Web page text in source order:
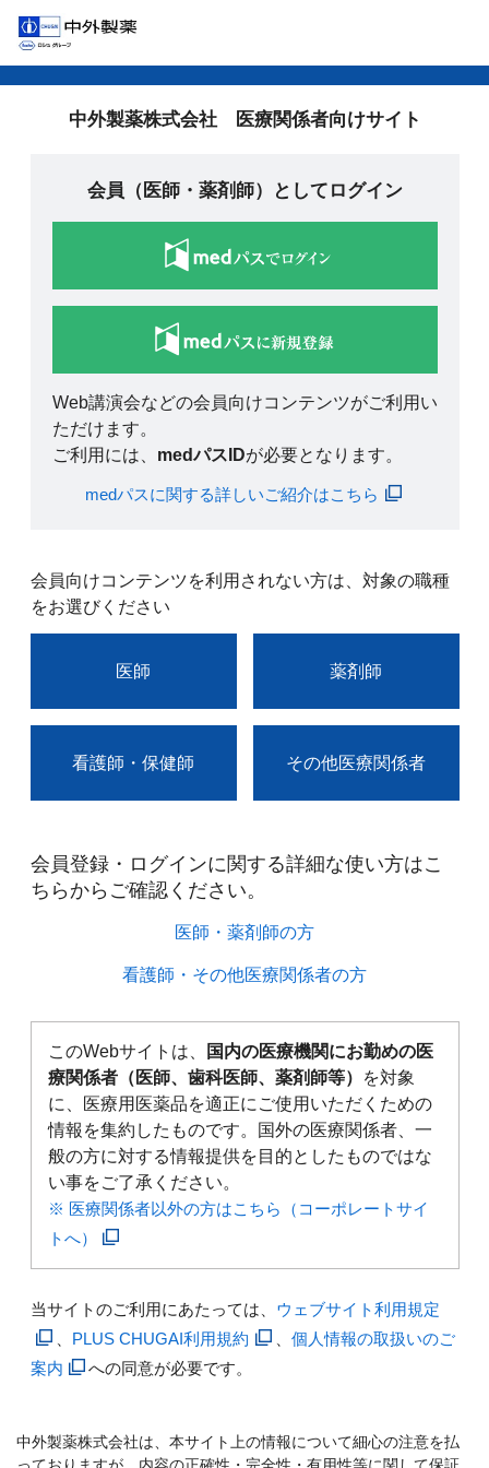
中外製薬株式会社 医療関係者向けサイト
会員（医師・薬剤師）としてログイン
Web講演会などの会員向けコンテンツがご利用い
ただけます。
ご利用には、 medパスIDが必要となります。
medパスに関する詳しいご紹介はこちら
会員向けコンテンツを利用されない方は、対象の職種
をお選びください
医師 薬剤師
看護師・保健師 その他医療関係者
会員登録・ログインに関する詳細な使い方はこ
ちらからご確認ください。​
医師・薬剤師の方​
看護師・その他医療関係者の方​
このWebサイトは、
国内の医療機関にお勤めの医
療関係者（医師、歯科医師、薬剤師等）
を対象
に、医療用医薬品を適正にご使用いただくための
情報を集約したものです。国外の医療関係者、一
般の方に対する情報提供を目的としたものではな
い事をご了承ください。
※ 医療関係者以外の方はこちら（コーポレートサイ
トへ）
当サイトのご利用にあたっては、 ウェブサイト利用規定
PLUS CHUGAI利用規約
個人情報の取扱いのご
案内
への同意が必要です。
中外製薬株式会社は、本サイト上の情報について細心の注意を払
っておりますが、内容の正確性・完全性・有用性等に関して保証